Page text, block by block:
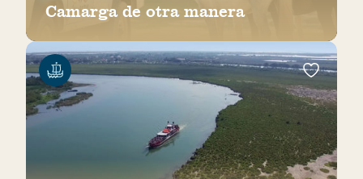
Camarga de otra manera